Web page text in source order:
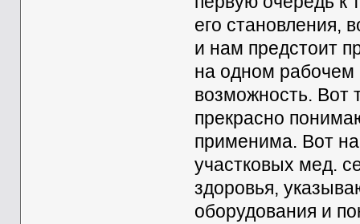
его становления,
и нам предстоит
на одном рабочем
возможность. Вот
прекрасно
применима. Вот
участковых мед.
здоровья,
оборудования и